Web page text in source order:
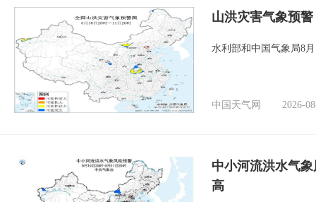
山洪灾害气象预
水利部和中国气象局8
中国天气网 2026-
中小河流洪水气
高